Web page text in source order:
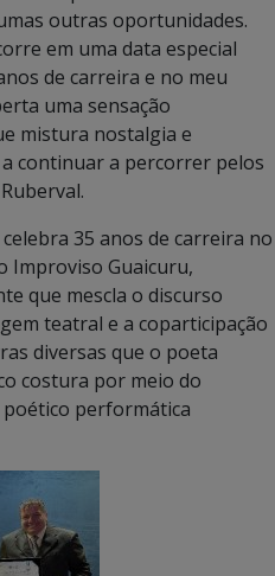
outras oportunidades.
em uma data especial
de carreira e no meu
uma sensação
mistura nostalgia e
continuar a percorrer pelos
35 anos de carreira no
Improviso Guaicuru,
que mescla o discurso
teatral e a coparticipação
diversas que o poeta
costura por meio do
performática